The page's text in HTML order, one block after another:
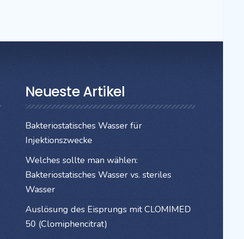
Neueste Artikel
Bakteriostatisches Wasser für
Injektionszwecke
Welches sollte man wählen:
Bakteriostatisches Wasser vs. steriles
Wasser
Auslösung des Eisprungs mit CLOMIMED
50 (Clomiphencitrat)